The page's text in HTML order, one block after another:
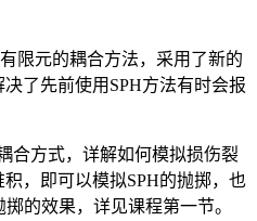
限元的耦合方法，采用了新的
了先前使用SPH方法有时会报
合方式，详解如何模拟损伤裂
，即可以模拟SPH的抛掷，也
的效果，详见课程第一节。